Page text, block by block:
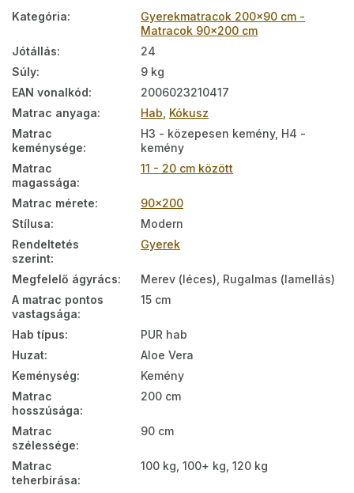
Kategória:
Gyerekmatracok 200x90 cm -
Matracok 90x200 cm
Jótállás:
24
Súly:
9 kg
EAN vonalkód:
2006023210417
Matrac anyaga: Hab, Kókusz
Matrac
keménysége:
H3 - közepesen kemény, H4 -
kemény
Matrac
magassága:
11 - 20 cm között
Matrac mérete:
90x200
Stílusa:
Modern
Rendeltetés
szerint:
Gyerek
Megfelelő ágyrács:
Merev (léces), Rugalmas (lamellás)
A matrac pontos
vastagsága:
15 cm
Hab típus:
PUR hab
Huzat:
Aloe Vera
Keménység:
Kemény
Matrac
hosszúsága:
200 cm
Matrac
szélessége:
90 cm
Matrac
teherbírása:
100 kg, 100+ kg, 120 kg